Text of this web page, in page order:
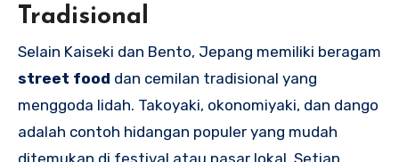
Tradisional
Selain Kaiseki dan Bento, Jepang memiliki beragam
street food dan cemilan tradisional yang
menggoda lidah. Takoyaki, okonomiyaki, dan dango
adalah contoh hidangan populer yang mudah